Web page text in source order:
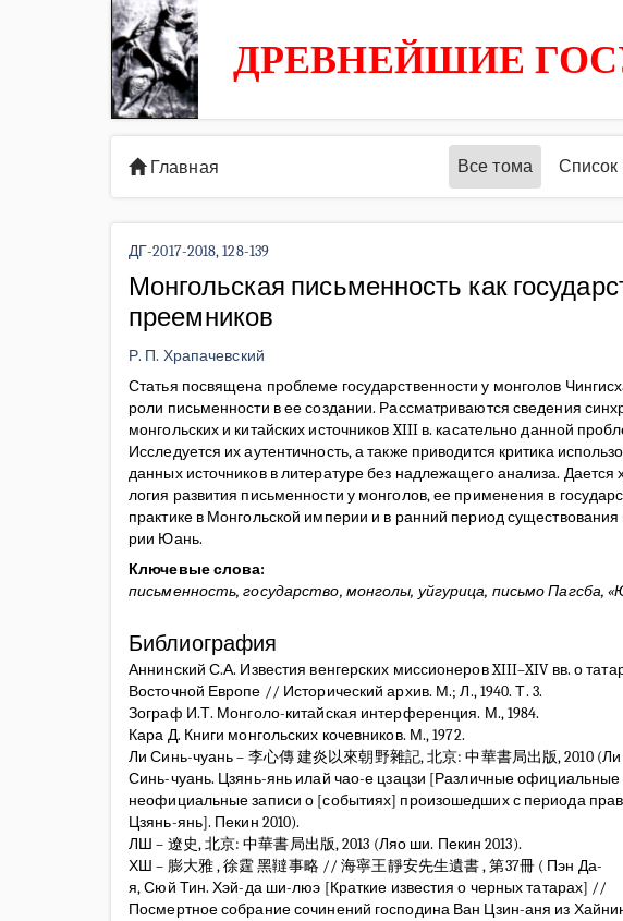
ДРЕВНЕЙШИЕ
Главная Все тома Список
ДГ-2017-2018, 128-139
Монгольская письменность как
преемников
Р. П. Храпачевский
Статья посвящена проблеме государственности у монголов
роли письменности в ее создании. Рассматриваются сведения
монгольских и китайских источников XIII в. касательно данной
Исследуется их аутентичность, а также приводится критика
данных источников в литературе без надлежащего анализа. Дается
логия развития письменности у монголов, ее применения в
практике в Монгольской империи и в ранний период
рии Юань.
Ключевые слова:
письменность, государство, монголы, уйгурица, письмо Пагсба,
Библиография
Аннинский С.А. Известия венгерских миссионеров XIII–XIV вв. о
Восточной Европе // Исторический архив. М.; Л., 1940. Т. 3.
Зограф И.Т. Монголо-китайская интерференция. М., 1984.
Кара Д. Книги монгольских кочевников. М., 1972.
Ли Синь-чуань – 李心傳 建炎以來朝野雜記, 北京: 中華書局出版, 2010 (Ли
Синь-чуань. Цзянь-янь илай чао-е цзацзи [Различные официальные
неофициальные записи о [событиях] произошедших с периода
Цзянь-янь]. Пекин 2010).
ЛШ – 遼史, 北京: 中華書局出版, 2013 (Ляо ши. Пекин 2013).
ХШ – 膨大雅 , 徐霆 黑韃事略 // 海寧王靜安先生遺書 , 第37冊 ( Пэн Да-
я, Сюй Тин. Хэй-да ши-люэ [Краткие известия о черных татарах] //
Посмертное собрание сочинений господина Ван Цзин-аня из